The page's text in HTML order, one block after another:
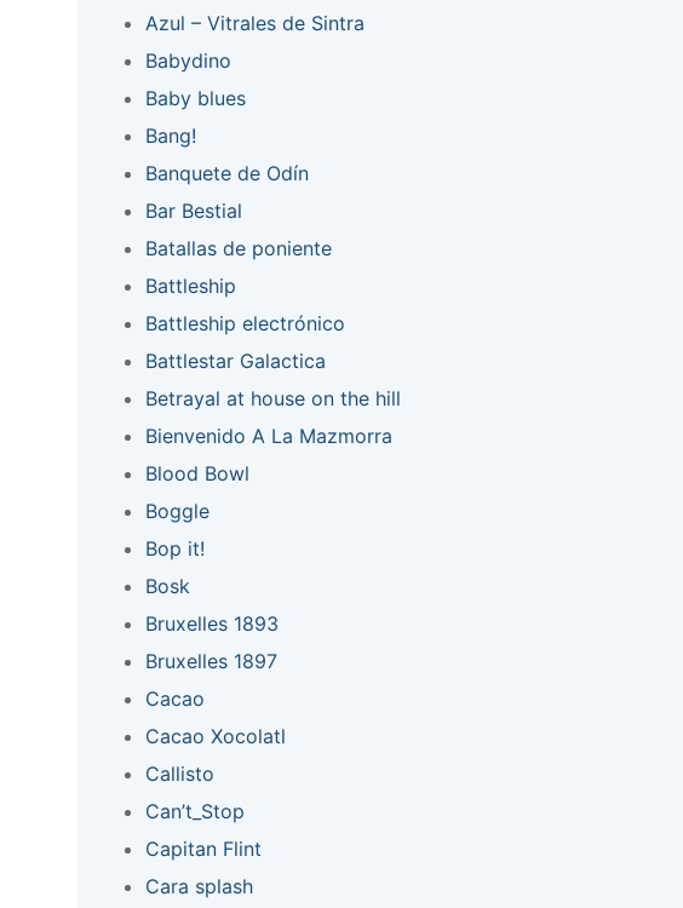
Azul – Vitrales de Sintra
Babydino
Baby blues
Bang!
Banquete de Odín
Bar Bestial
Batallas de poniente
Battleship
Battleship electrónico
Battlestar Galactica
Betrayal at house on the hill
Bienvenido A La Mazmorra
Blood Bowl
Boggle
Bop it!
Bosk
Bruxelles 1893
Bruxelles 1897
Cacao
Cacao Xocolatl
Callisto
Can’t_Stop
Capitan Flint
Cara splash